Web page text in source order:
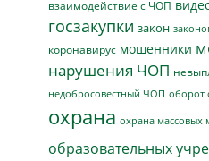
взаимодействие с ЧОП
госзакупки закон
коронавирус мошенники
нарушения ЧОП
недобросовестный ЧОП оборот
охрана охрана массовых
образовательных